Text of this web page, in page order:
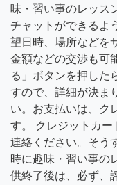
味・習い事のレッス
チャットができるよ
望日時、場所などを
金額などの交渉も可
る」ボタンを押した
すので、詳細が決ま
い。お支払いは、ク
す。 クレジットカ
連絡ください。そう
時に趣味・習い事の
供終了後は、必ず、